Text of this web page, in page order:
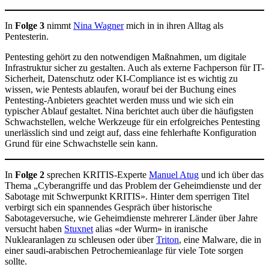
In Folge 3 nimmt Nina Wagnermich in in ihren Alltag als
Pentesterin.
Pentesting gehört zu den notwendigen Maßnahmen, um digitale
Infrastruktur sicher zu gestalten. Auch als externe Fachperson für IT-
Sicherheit, Datenschutz oder KI-Compliance ist es wichtig zu
wissen, wie Pentests ablaufen, worauf bei der Buchung eines
Pentesting-Anbieters geachtet werden muss und wie sich ein
typischer Ablauf gestaltet. Nina berichtet auch über die häufigsten
Schwachstellen, welche Werkzeuge für ein erfolgreiches Pentesting
unerlässlich sind und zeigt auf, dass eine fehlerhafte Konfiguration
Grund für eine Schwachstelle sein kann.
In Folge 2 sprechen KRITIS-Experte Manuel Atug und ich über das
Thema „Cyberangriffe und das Problem der Geheimdienste und der
Sabotage mit Schwerpunkt KRITIS». Hinter dem sperrigen Titel
verbirgt sich ein spannendes Gespräch über historische
Sabotageversuche, wie Geheimdienste mehrerer Länder über Jahre
versucht haben Stuxnet alias «der Wurm» in iranische
Nuklearanlagen zu schleusen oder überTriton, eine Malware, die in
einer saudi-arabischen Petrochemieanlage für viele Tote sorgen
sollte.